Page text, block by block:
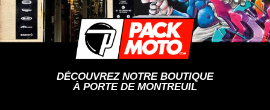
DÉCOUVREZ NOTRE BOUTIQUE
À PORTE DE MONTREUIL